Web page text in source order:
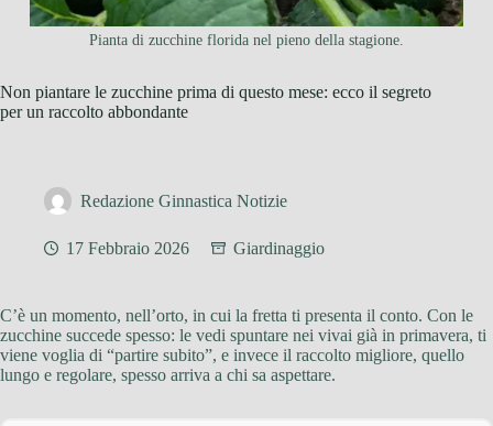
Pianta di zucchine florida nel pieno della stagione.
Non piantare le zucchine prima di questo mese: ecco il segreto
per un raccolto abbondante
Redazione Ginnastica Notizie
17 Febbraio 2026 Giardinaggio
C’è un momento, nell’orto, in cui la fretta ti presenta il conto. Con le
zucchine succede spesso: le vedi spuntare nei vivai già in primavera, ti
viene voglia di “partire subito”, e invece il raccolto migliore, quello
lungo e regolare, spesso arriva a chi sa aspettare.